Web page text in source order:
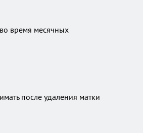
время месячных
после удаления матки